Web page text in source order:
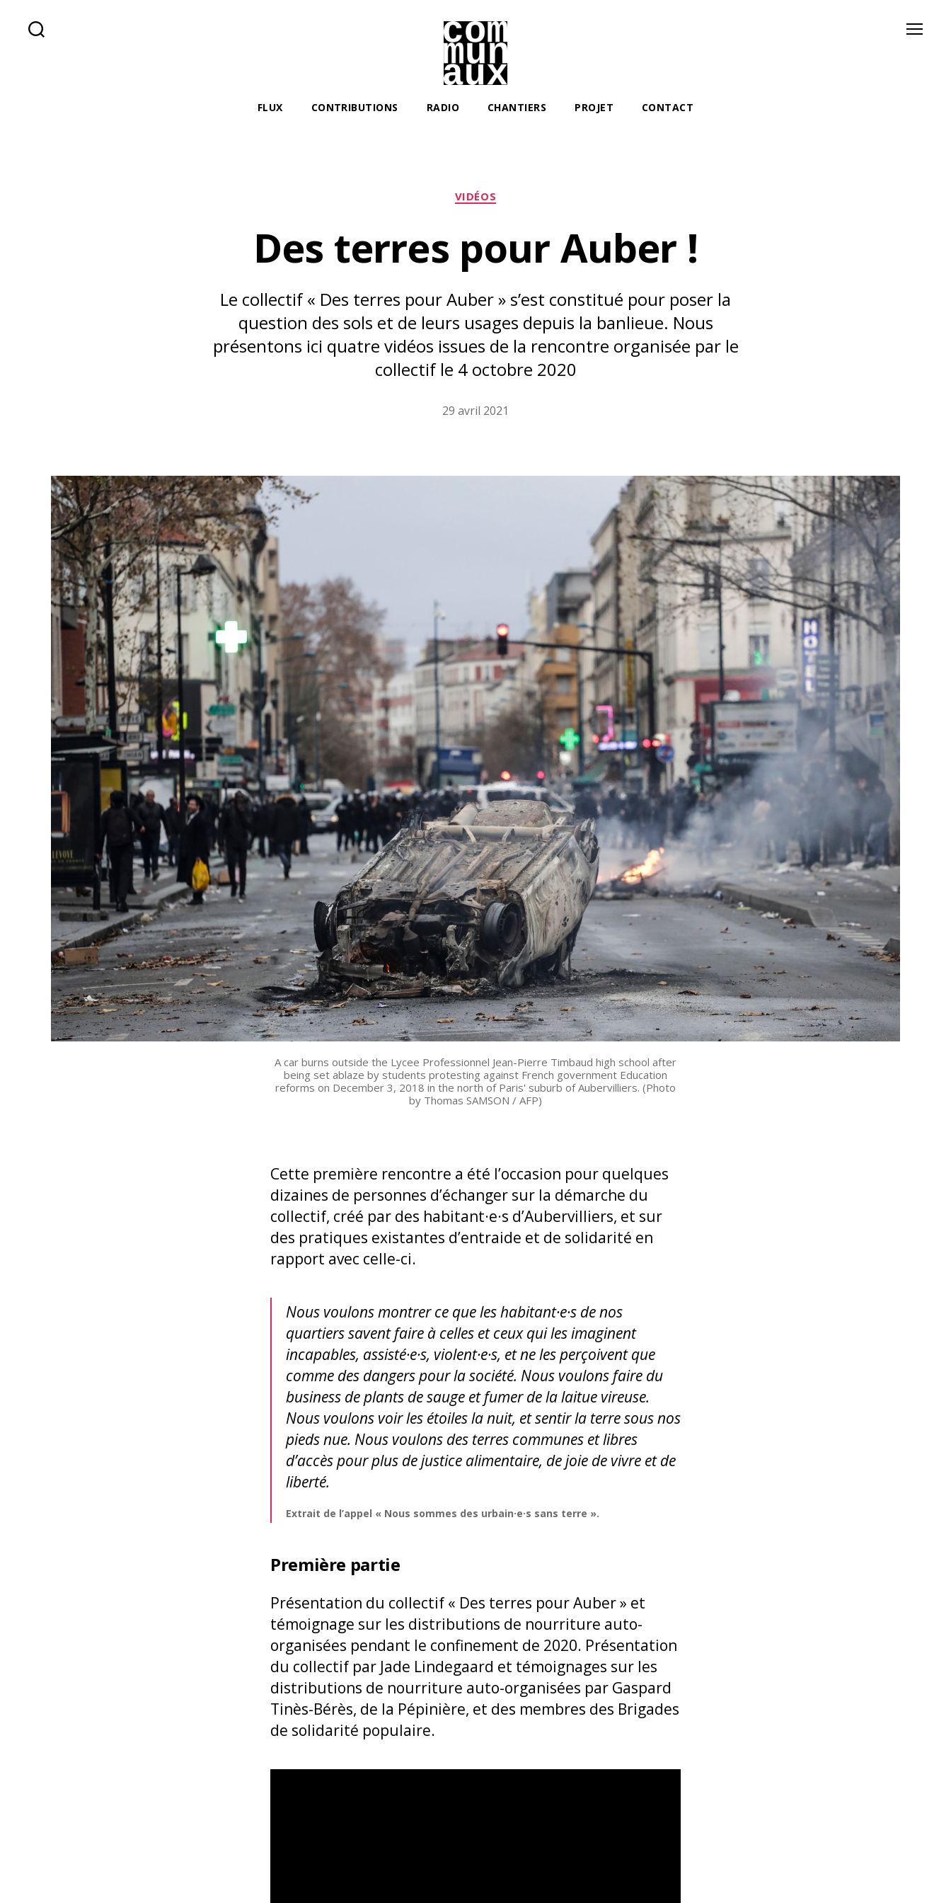
communaux
FLUX CONTRIBUTIONS RADIO CHANTIERS PROJET CONTACT
Catégories
VIDÉOS
Des terres pour Auber !
Le collectif « Des terres pour Auber » s’est constitué pour poser la
question des sols et de leurs usages depuis la banlieue. Nous
présentons ici quatre vidéos issues de la rencontre organisée par le
collectif le 4 octobre 2020
29 avril 2021
A car burns outside the Lycee Professionnel Jean-Pierre Timbaud high school after
being set ablaze by students protesting against French government Education
reforms on December 3, 2018 in the north of Paris' suburb of Aubervilliers. (Photo
by Thomas SAMSON / AFP)
Cette première rencontre a été l’occasion pour quelques
dizaines de personnes d’échanger sur la démarche du
collectif, créé par des habitant·e·s d’Aubervilliers, et sur
des pratiques existantes d’entraide et de solidarité en
rapport avec celle-ci.
Nous voulons montrer ce que les habitant·e·s de nos
quartiers savent faire à celles et ceux qui les imaginent
incapables, assisté·e·s, violent·e·s, et ne les perçoivent que
comme des dangers pour la société. Nous voulons faire du
business de plants de sauge et fumer de la laitue vireuse.
Nous voulons voir les étoiles la nuit, et sentir la terre sous nos
pieds nue. Nous voulons des terres communes et libres
d’accès pour plus de justice alimentaire, de joie de vivre et de
liberté.
Extrait de l’appel « Nous sommes des urbain·e·s sans terre ».
Première partie
Présentation du collectif « Des terres pour Auber » et
témoignage sur les distributions de nourriture auto-
organisées pendant le confinement de 2020. Présentation
du collectif par Jade Lindegaard et témoignages sur les
distributions de nourriture auto-organisées par Gaspard
Tinès-Bérès, de la Pépinière, et des membres des Brigades
de solidarité populaire.